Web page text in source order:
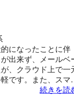
になったことに伴
出来ず、メールベ
、クラウド上で一
です。また、スマ
の外回りの時でも
も画面上で確認で
続きを読